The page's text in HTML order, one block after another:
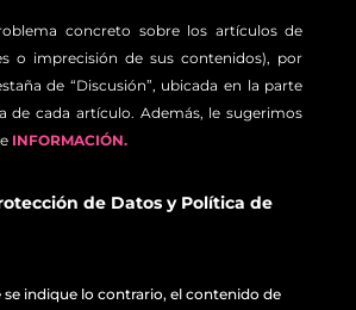
concreto sobre los artículos de
o imprecisión de sus contenidos), por
de “Discusión”, ubicada en la parte
de cada artículo. Además, le sugerimos
INFORMACIÓN.
de Datosy Política de
indique lo contrario, el contenido de